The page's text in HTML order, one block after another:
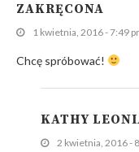
ZAKRĘCONA
1 kwietnia, 2016 - 7:49
Chcę spróbować!
KATHY
2 kwietnia, 2016 -